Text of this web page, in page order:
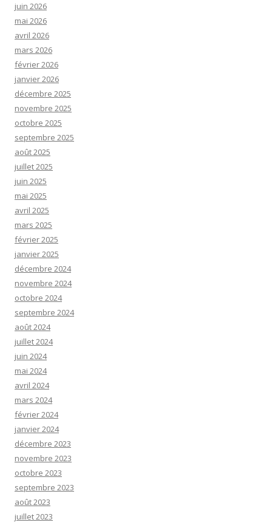
juin 2026
mai 2026
avril 2026
mars 2026
février 2026
janvier 2026
décembre 2025
novembre 2025
octobre 2025
septembre 2025
août 2025
juillet 2025
juin 2025
mai 2025
avril 2025
mars 2025
février 2025
janvier 2025
décembre 2024
novembre 2024
octobre 2024
septembre 2024
août 2024
juillet 2024
juin 2024
mai 2024
avril 2024
mars 2024
février 2024
janvier 2024
décembre 2023
novembre 2023
octobre 2023
septembre 2023
août 2023
juillet 2023